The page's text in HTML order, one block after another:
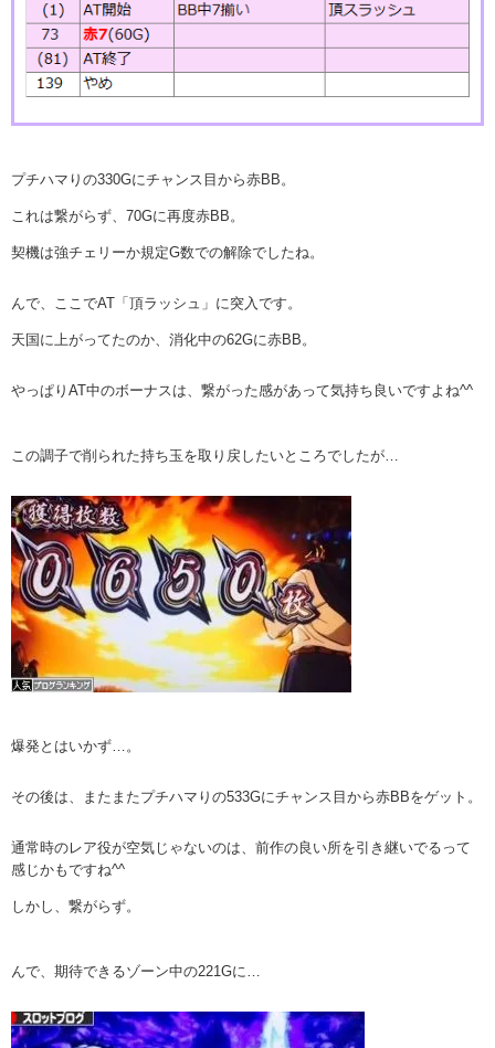
プチハマりの330Gにチャンス目から赤BB。
これは繋がらず、70Gに再度赤BB。
契機は強チェリーか規定G数での解除でしたね。
んで、ここでAT「頂ラッシュ」に突入です。
天国に上がってたのか、消化中の62Gに赤BB。
やっぱりAT中のボーナスは、繋がった感があって気持ち良いですよね^^
この調子で削られた持ち玉を取り戻したいところでしたが…
爆発とはいかず…。
その後は、またまたプチハマりの533Gにチャンス目から赤BBをゲット。
通常時のレア役が空気じゃないのは、前作の良い所を引き継いでるって
感じかもですね^^
しかし、繋がらず。
んで、期待できるゾーン中の221Gに…